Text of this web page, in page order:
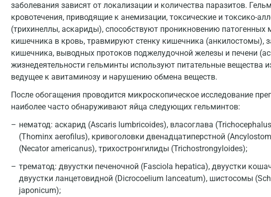
заболевания зависят от локализации и количества паразитов.
кровотечения, приводящие к анемизации, токсические и токсико-
(трихинеллы, аскариды), способствуют проникновению патогенных
кишечника в кровь, травмируют стенку кишечника (анкилостомы),
кишечника, выводных протоков поджелудочной железы и печени
жизнедеятельности гельминты используют питательные вещества
ведущее к авитаминозу и нарушению обмена веществ.
После обогащения проводится микроскопическое исследование
наиболее часто обнаруживают яйца следующих гельминтов:
нематод: аскарид (Ascaris lumbricoides), власоглава
(Thominx aerofilus), кривоголовки двенадцатиперстной
(Necator americanus), трихостронгилиды (Trichostrongyloides);
трематод: двуустки печеночной (Fasciola hepatica), двуустки
двуустки ланцетовидной (Dicrocoelium lanceatum), шистосомы
japonicum);
Ижевск
Истра